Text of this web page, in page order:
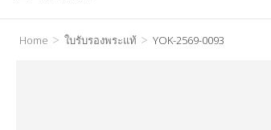
Home > ใบรับรองพระแท้ > YOK-2569-0093